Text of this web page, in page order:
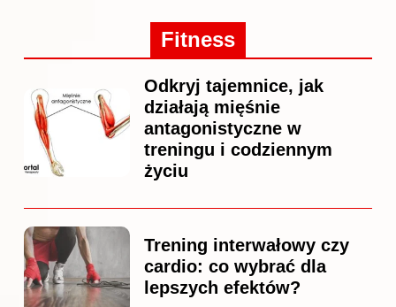
Fitness
Odkryj tajemnice, jak
działają mięśnie
antagonistyczne w
treningu i codziennym
życiu
Trening interwałowy czy
cardio: co wybrać dla
lepszych efektów?